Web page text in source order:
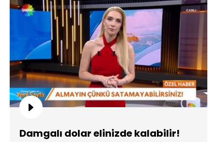
Damgalı dolar elinizde kalabilir!